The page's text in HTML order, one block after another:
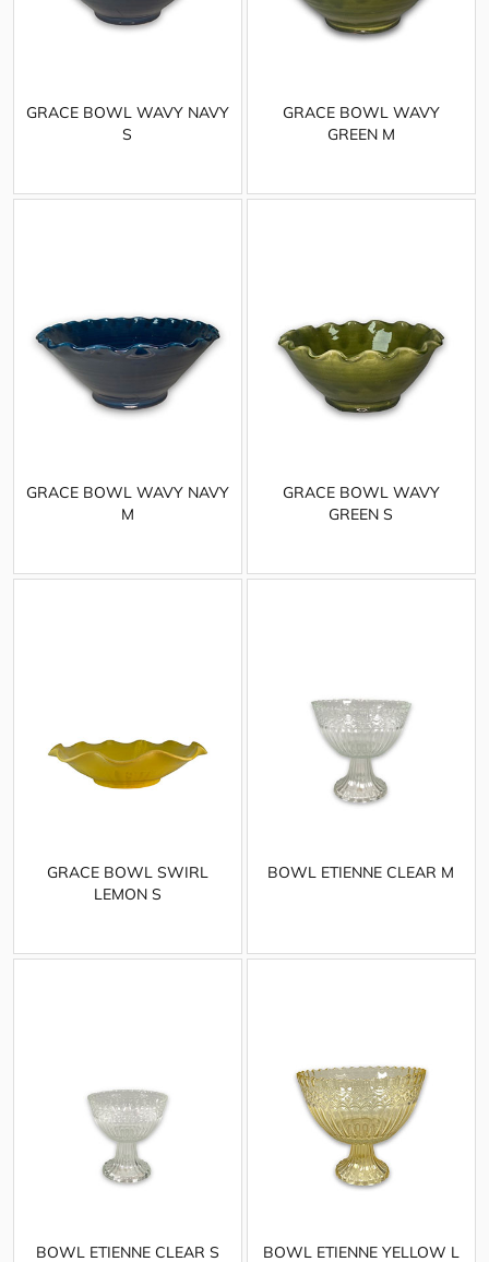
GRACE BOWL WAVY NAVY
S
GRACE BOWL WAVY
GREEN M
GRACE BOWL WAVY NAVY
M
GRACE BOWL WAVY
GREEN S
GRACE BOWL SWIRL
LEMON S
BOWL ETIENNE CLEAR M
BOWL ETIENNE CLEAR S BOWL ETIENNE YELLOW L